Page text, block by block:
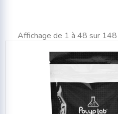
Affichage de 1 à 48 sur 148